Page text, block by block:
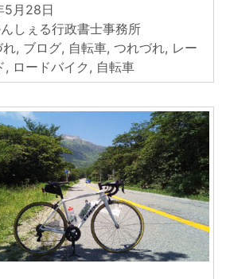
5月28日
しぇる行政書士事務所
れ, ブログ, 自転車, つれづれ, レー
, ロードバイク , 自転車